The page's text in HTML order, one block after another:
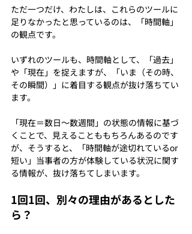
ただ一つだけ、わたしは、これらのツールに
足りなかったと思っているのは、「時間軸」
の観点です。
いずれのツールも、時間軸として、「過去」
や「現在」を捉えますが、「いま（その時、
その瞬間）」に着目する観点が抜け落ちてい
ます。
「現在＝数日〜数週間」の状態の情報に基づ
くことで、見えることももちろんあるのです
が、そうすると、「時間軸が途切れているor
短い」当事者の方が体験している状況に関す
る情報が、抜け落ちてしまいます。
1回1回、別々の理由があるとした
ら？